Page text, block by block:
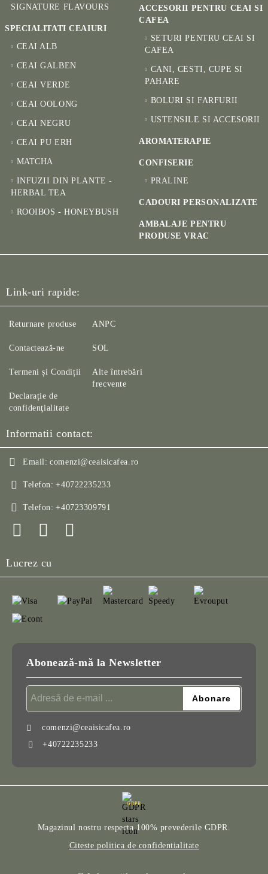
SIGNATURE FLAVOURS
SPECIALITATI CEAIURI
CEAI ALB
CEAI GALBEN
CEAI VERDE
CEAI OOLONG
CEAI NEGRU
CEAI PU ERH
MATCHA
INFUZII DIN PLANTE -
HERBAL TEA
ROOIBOS - HONEYBUSH
ACCESORII PENTRU CEAI SI
CAFEA
SETURI PENTRU CEAI SI
CAFEA
CANI, CESTI, CUPE SI
PAHARE
BOLURI SI FARFURII
USTENSILE SI ACCESORII
AROMATERAPIE
CONFISERIE
PRALINE
CADOURI PERSONALIZATE
AMBALAJE PENTRU
PRODUSE VRAC
Link-uri rapide:
Returnare produse
Contactează-ne
Termeni și Condiții
Declarație de
confidenţialitate
ANPC
SOL
Alte întrebări
frecvente
Informatii contact:
Email: comenzi@ceaisicafea.ro
Telefon: +40722235233
Telefon: +40723309791
Lucrez cu
Abonează-mă la Newsletter
comenzi@ceaisicafea.ro
+40722235233
GDPR
Magazinul nostru respecta 100% prevederile GDPR.
Citeste politica de confidentialitate